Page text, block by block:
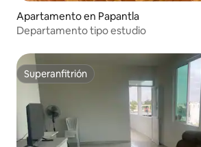
Apartamento en Papantla
Departamento tipo estudio
Superanfitrión
Superanfitrión